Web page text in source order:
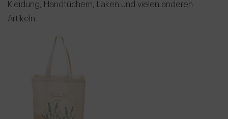
Kleidung, Handtüchern, Laken und vielen anderen
Artikeln.